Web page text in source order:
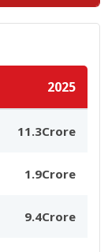
2025
11.3Crore
1.9Crore
9.4Crore